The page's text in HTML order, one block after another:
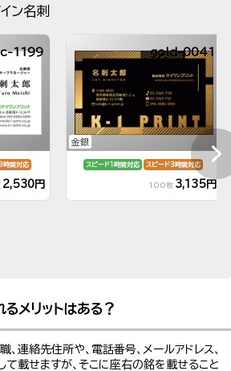
ン名刺
c-1199
時間対応
2,530円
金銀
gold-0041
スピード1時間対応 スピード3時間対応
100枚 3,135円
メリットはある？
、連絡先住所や、電話番号、メールアドレス、
載せますが、そこに座右の銘を載せること